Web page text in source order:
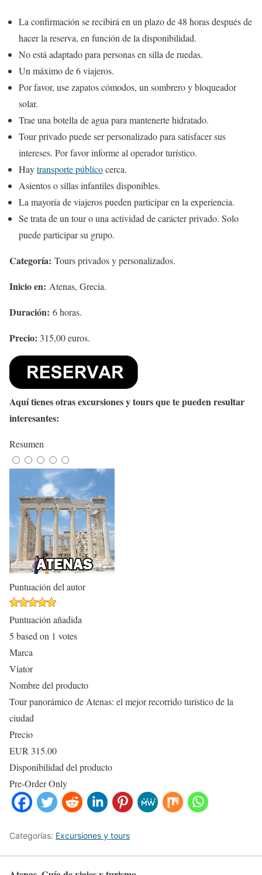
La confirmación se recibirá en un plazo de 48 horas después de
hacer la reserva, en función de la disponibilidad.
No está adaptado para personas en silla de ruedas.
Un máximo de 6 viajeros.
Por favor, use zapatos cómodos, un sombrero y bloqueador
solar.
Trae una botella de agua para mantenerte hidratado.
Tour privado puede ser personalizado para satisfacer sus
intereses. Por favor informe al operador turístico.
Haytransporte públicocerca.
Asientos o sillas infantiles disponibles.
La mayoría de viajeros pueden participar en la experiencia.
Se trata de un tour o una actividad de carácter privado. Solo
puede participar su grupo.
Categoría: Tours privados y personalizados.
Inicio en: Atenas, Grecia.
Duración: 6 horas.
Precio: 315,00 euros.
Aquí tienes otras excursiones y tours que te pueden resultar
interesantes:
Resumen
Puntuación del autor
Puntuación añadida
5 based on 1 votes
Marca
Viator
Nombre del producto
Tour panorámico de Atenas: el mejor recorrido turístico de la
ciudad
Precio
EUR 315.00
Disponibilidad del producto
Pre-Order Only
Categorías: Excursiones y tours